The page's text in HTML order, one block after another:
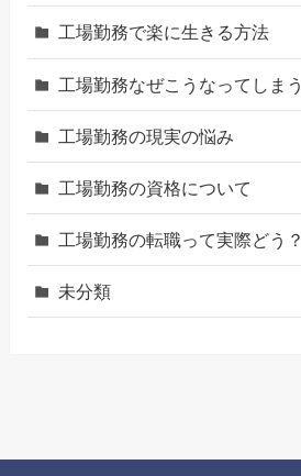
工場勤務で楽に生きる方法
工場勤務なぜこうなってしまう
工場勤務の現実の悩み
工場勤務の資格について
工場勤務の転職って実際どう？
未分類